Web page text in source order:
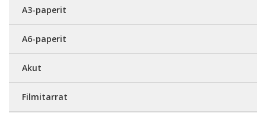
A3-paperit
A6-paperit
Akut
Filmitarrat